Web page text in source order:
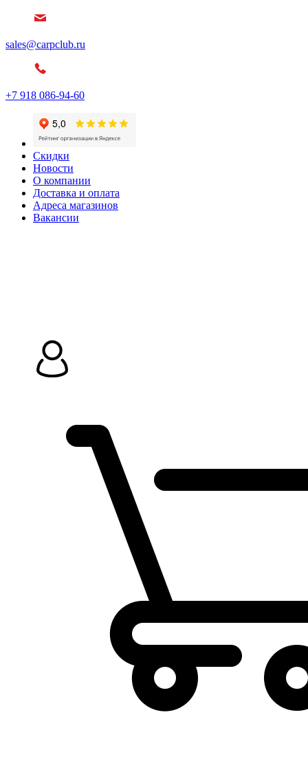
sales@carpclub.ru
+7 918 086-94-60
Скидки
Новости
О компании
Доставка и оплата
Адреса магазинов
Вакансии